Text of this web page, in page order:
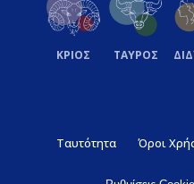
ΚΡΙΟΣ ΤΑΥΡΟΣ
Ταυτότητα Όροι